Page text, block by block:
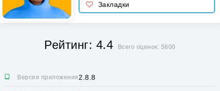
Закладки
Рейтинг: 4.4 Всего оценок: 5600
Версия приложения:2.8.8